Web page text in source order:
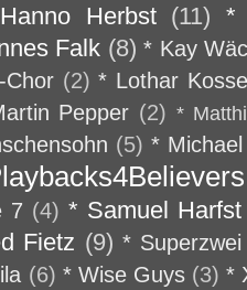
Herbst (11) *
Falk (8) * Kay
Chor (2) * Lothar Kosse
Pepper (2) *
(5) *
7 (4) * Samuel Harfst
Fietz (9) * Superzwei
(6) * Wise Guys (3) *